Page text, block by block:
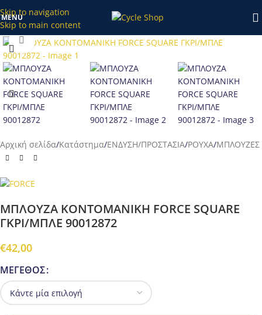
Skip to navigation
Skip to main content
κατάστημα το διάστημα 20/7-27/7 θα επεξεργαστούν απο εμάς
μετά τις 28/7!
MENU
Προβολή
Αρχική σελίδα/Κατάστημα/ΕΝΔΥΣΗ/ΠΡΟΣΤΑΣΙΑ/ΡΟΥΧΑ/ΜΠΛΟΥΖΕΣ
ΜΠΛΟΥΖΑ ΚΟΝΤΟΜΑΝΙΚΗ FORCE SQUARE
ΓΚΡΙ/ΜΠΛΕ 90012872
€42,00
ΜΕΓΕΘΟΣ